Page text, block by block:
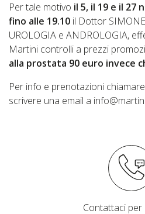
Per tale motivo il 5, il 19 e il 27
fino alle 19.10 il Dottor
UROLOGIA e ANDROLOGIA,
Martini controlli a prezzi
alla prostata 90 euro invece
Per info e prenotazioni
scrivere una email a
Contattaci per